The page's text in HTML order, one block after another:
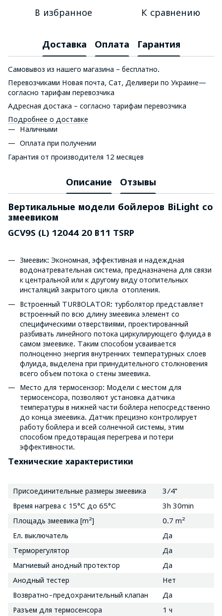
В избранное К сравнению
Доставка Оплата Гарантия
Самовывоз из нашего магазина – бесплатно.
Перевозчиками Новая почта, Сат, Деливери по Украине—
согласно тарифам перевозчика
Адресная достака – согласно тарифам перевозчика
Подробнее о доставке
Наличными
Оплата при получении
Гарантия от производителя 12 месяцев
Описание Отзывы
Вертикальные модели бойлеров BiLight со
змеевиком
GCV9S (L) 12044 20 B11 TSRP
Змеевик: Экономная, эффективная и надеждная
водонатревательная система, предназначена для связи
к центральной или к другому виду отопительных
инсталяций закрытого цикла отопления.
Встроенный TURBOLATOR: турболятор представляет
встроенный по всю длину змеевика элемент со
специфическими отверствиями, проектированный
разбивать линейного потока циркулирующего флуида в
самом змеевике. Таким способом усваивается
полноценно энергия внутренних температурных слоев
флуида, выделена при принудительного столкновения
всего объем потока о стены змеевика.
Место для термосензор: Модели с местом для
термосенсора, позволяют установка датчика
температуры в нижней части бойлера непосредственно
до конца змеевика. Датчик прецизно контролирует
работу бойлера и всей солнечной системы, этим
способом предотвращая перегрева и потери
эффективности.
Технические характеристики
Присоединительные размеры змеевика
3/4"
Время нагрева с 15°C до 65°C
3h 30min
Площадь змеевика [m²]
0.7 m²
Ел. выключатель
Да
Терморегулятор
Да
Магниевый анодный протектор
Да
Анодный тестер
Нет
Возвратно-предохранительный клапан
Да
Разъем для термосенсора
1 ч